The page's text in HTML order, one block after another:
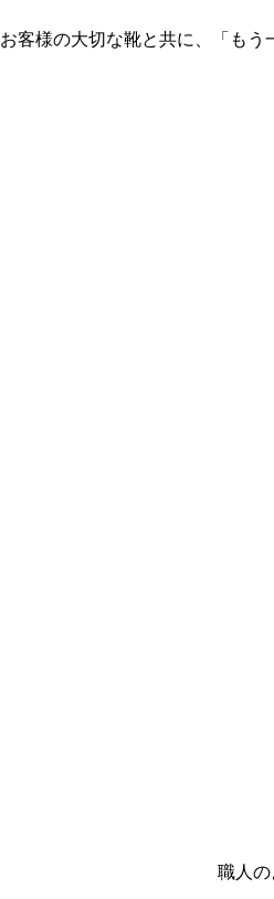
お客様の大切な靴と共に、「も
職人